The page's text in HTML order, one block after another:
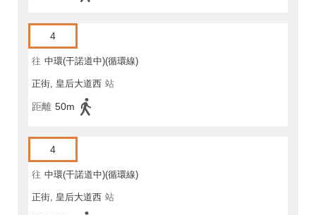
4
往 中環(干諾道中)(循環線)
正街, 皇后大道西 站
距離 50m
4
往 中環(干諾道中)(循環線)
正街, 皇后大道西 站